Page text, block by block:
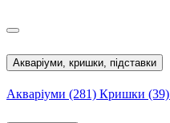
Акваріуми, кришки, підставки
Акваріуми (281) Кришки (39)